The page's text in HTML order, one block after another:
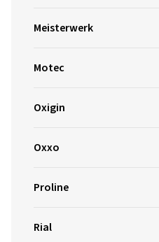
Meisterwerk
Motec
Oxigin
Oxxo
Proline
Rial